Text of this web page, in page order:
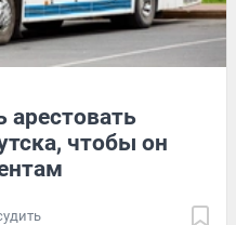
чтобы он